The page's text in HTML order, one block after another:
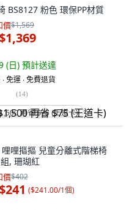
BS8127 粉色 環保PP材質
價$1,569
(日) 預計送達
免運 ∙ 免費退貨
(14)
再省 $75 (王道卡)
哩摳摳 兒童分離式階梯椅
, 珊瑚紅
價$402
($241.00/1個)